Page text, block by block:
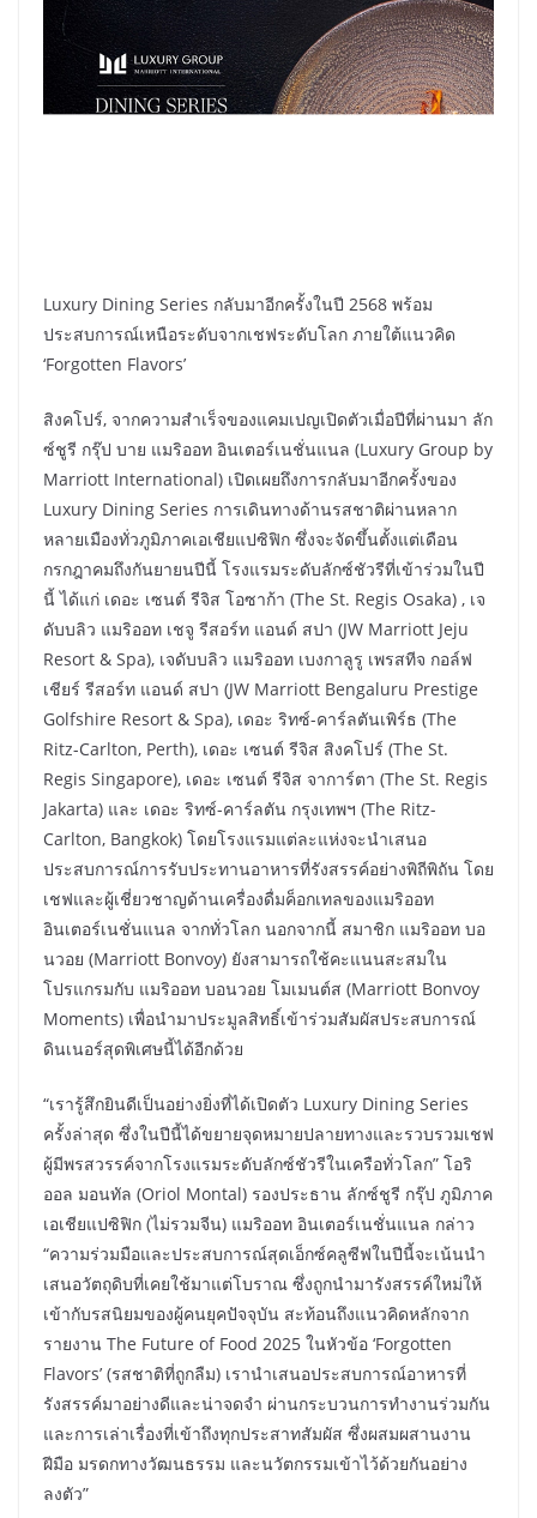
Luxury Dining Series กลับมาอีกครั้งในปี 2568 พร้อม
ประสบการณ์เหนือระดับจากเชฟระดับโลก ภายใต้แนวคิด
‘Forgotten Flavors’
สิงคโปร์, จากความสำเร็จของแคมเปญเปิดตัวเมื่อปีที่ผ่านมา ลัก
ซ์ชูรี กรุ๊ป บาย แมริออท อินเตอร์เนชั่นแนล (Luxury Group by
Marriott International) เปิดเผยถึงการกลับมาอีกครั้งของ
Luxury Dining Series การเดินทางด้านรสชาติผ่านหลาก
หลายเมืองทั่วภูมิภาคเอเชียแปซิฟิก ซึ่งจะจัดขึ้นตั้งแต่เดือน
กรกฎาคมถึงกันยายนปีนี้ โรงแรมระดับลักซ์ชัวรีที่เข้าร่วมในปี
นี้ ได้แก่ เดอะ เซนต์ รีจิส โอซาก้า (The St. Regis Osaka) , เจ
ดับบลิว แมริออท เชจู รีสอร์ท แอนด์ สปา (JW Marriott Jeju
Resort & Spa), เจดับบลิว แมริออท เบงกาลูรู เพรสทีจ กอล์ฟ
เชียร์ รีสอร์ท แอนด์ สปา (JW Marriott Bengaluru Prestige
Golfshire Resort & Spa), เดอะ ริทซ์-คาร์ลตันเพิร์ธ (The
Ritz-Carlton, Perth), เดอะ เซนต์ รีจิส สิงคโปร์ (The St.
Regis Singapore), เดอะ เซนต์ รีจิส จาการ์ตา (The St. Regis
Jakarta) และ เดอะ ริทซ์-คาร์ลตัน กรุงเทพฯ (The Ritz-
Carlton, Bangkok) โดยโรงแรมแต่ละแห่งจะนำเสนอ
ประสบการณ์การรับประทานอาหารที่รังสรรค์อย่างพิถีพิถัน โดย
เชฟและผู้เชี่ยวชาญด้านเครื่องดื่มค็อกเทลของแมริออท
อินเตอร์เนชั่นแนล จากทั่วโลก นอกจากนี้ สมาชิก แมริออท บอ
นวอย (Marriott Bonvoy) ยังสามารถใช้คะแนนสะสมใน
โปรแกรมกับ แมริออท บอนวอย โมเมนต์ส (Marriott Bonvoy
Moments) เพื่อนำมาประมูลสิทธิ์เข้าร่วมสัมผัสประสบการณ์
ดินเนอร์สุดพิเศษนี้ได้อีกด้วย
“เรารู้สึกยินดีเป็นอย่างยิ่งที่ได้เปิดตัว Luxury Dining Series
ครั้งล่าสุด ซึ่งในปีนี้ได้ขยายจุดหมายปลายทางและรวบรวมเชฟ
ผู้มีพรสวรรค์จากโรงแรมระดับลักซ์ชัวรีในเครือทั่วโลก” โอริ
ออล มอนทัล (Oriol Montal) รองประธาน ลักซ์ชูรี กรุ๊ป ภูมิภาค
เอเชียแปซิฟิก (ไม่รวมจีน) แมริออท อินเตอร์เนชั่นแนล กล่าว
“ความร่วมมือและประสบการณ์สุดเอ็กซ์คลูซีฟในปีนี้จะเน้นนำ
เสนอวัตถุดิบที่เคยใช้มาแต่โบราณ ซึ่งถูกนำมารังสรรค์ใหม่ให้
เข้ากับรสนิยมของผู้คนยุคปัจจุบัน สะท้อนถึงแนวคิดหลักจาก
รายงาน The Future of Food 2025 ในหัวข้อ ‘Forgotten
Flavors’ (รสชาติที่ถูกลืม) เรานำเสนอประสบการณ์อาหารที่
รังสรรค์มาอย่างดีและน่าจดจำ ผ่านกระบวนการทำงานร่วมกัน
และการเล่าเรื่องที่เข้าถึงทุกประสาทสัมผัส ซึ่งผสมผสานงาน
ฝีมือ มรดกทางวัฒนธรรม และนวัตกรรมเข้าไว้ด้วยกันอย่าง
ลงตัว”